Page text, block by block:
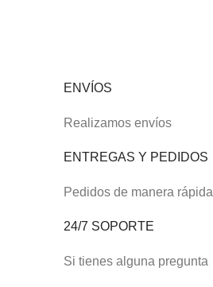
ENVÍOS
Realizamos envíos
ENTREGAS Y PEDIDOS
Pedidos de manera rápida
24/7 SOPORTE
Si tienes alguna pregunta